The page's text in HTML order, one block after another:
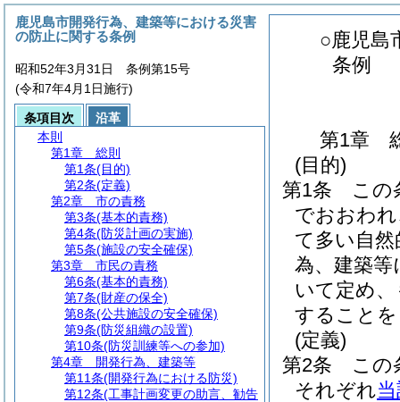
○鹿児島
条例
第1章
(目的)
第1条
この
でおおわ
て多い自
為、建築
いて定め
すること
(定義)
第2条
この
それぞれ
鹿児島市開発行為、建築等における災害
の防止に関する条例
昭和52年3月31日 条例第15号
(令和7年4月1日施行)
条項目次
沿革
本則
第1章
総則
第1条(目的)
第2条(定義)
第2章
市の責務
第3条(基本的責務)
第4条(防災計画の実施)
第5条(施設の安全確保)
第3章
市民の責務
第6条(基本的責務)
第7条(財産の保全)
第8条(公共施設の安全確保)
第9条(防災組織の設置)
第10条(防災訓練等への参加)
第4章
開発行為、建築等
第11条(開発行為における防災)
第12条(工事計画変更の助言、勧告